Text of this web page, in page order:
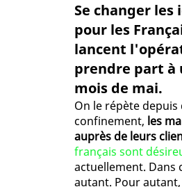
Se changer
pour les
lancent
prendre part à
mois de mai.
On le répète
confinement, les
auprès de leurs
français sont
actuellement. Dans
autant. Pour